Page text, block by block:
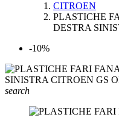
CITROEN
PLASTICHE
DESTRA
-10%
search